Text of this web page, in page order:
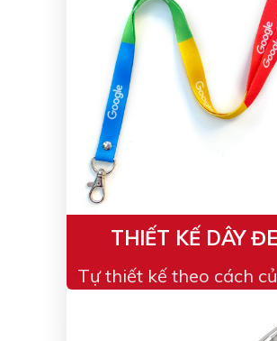
THIẾT KẾ DÂY
Tự thiết kế theo cách